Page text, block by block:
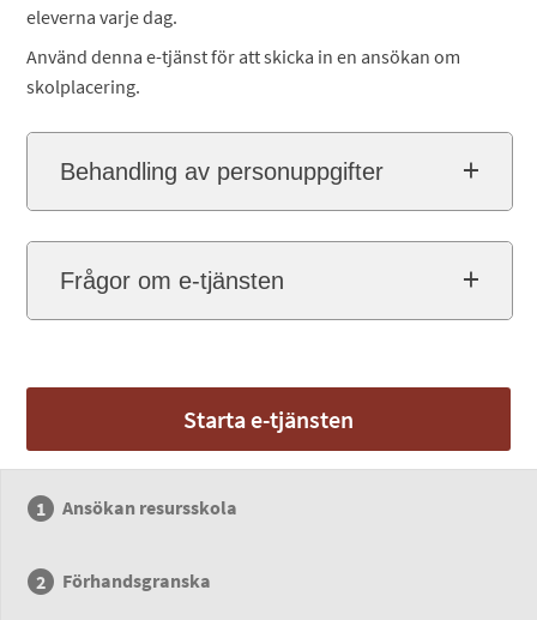
eleverna varje dag.
Använd denna e-tjänst för att skicka in en ansökan om
skolplacering.
Behandling av personuppgifter
Frågor om e-tjänsten
Starta e-tjänsten
Ansökan resursskola
Förhandsgranska